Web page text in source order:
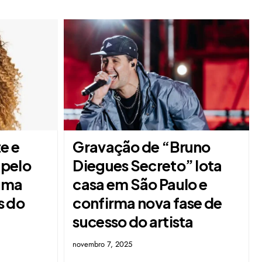
e
do
Gravação de “Bruno
Diegues Secreto” lota
casa em São Paulo e
confirma nova fase de
sucesso do artista
novembro 7, 2025